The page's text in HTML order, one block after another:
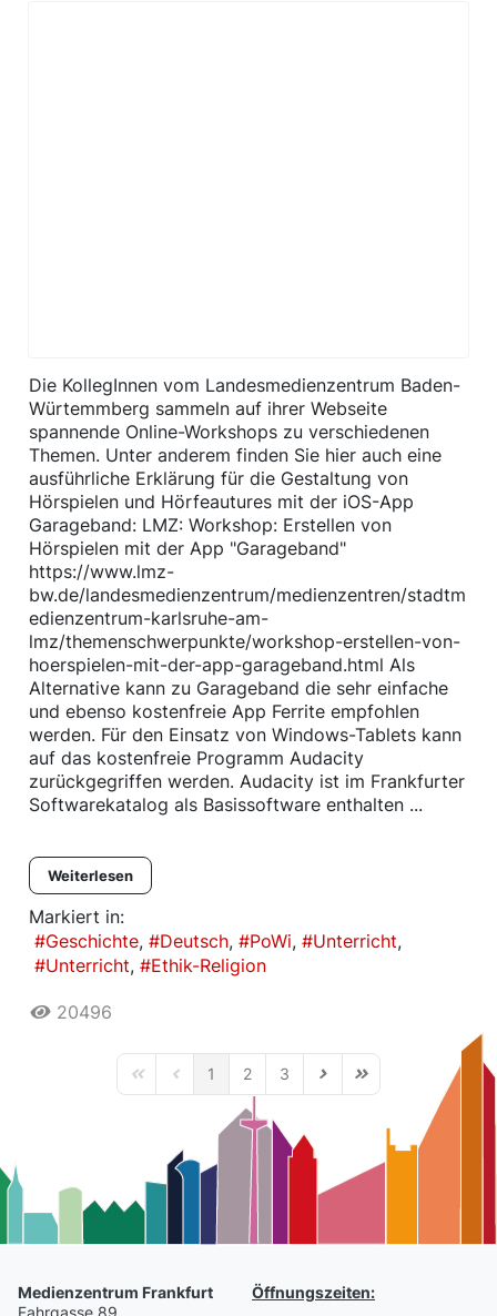
Die KollegInnen vom Landesmedienzentrum Baden-
Würtemmberg sammeln auf ihrer Webseite
spannende Online-Workshops zu verschiedenen
Themen. Unter anderem finden Sie hier auch eine
ausführliche Erklärung für die Gestaltung von
Hörspielen und Hörfeautures mit der iOS-App
Garageband: LMZ: Workshop: Erstellen von
Hörspielen mit der App "Garageband"
https://www.lmz-
bw.de/landesmedienzentrum/medienzentren/stadtm
edienzentrum-karlsruhe-am-
lmz/themenschwerpunkte/workshop-erstellen-von-
hoerspielen-mit-der-app-garageband.html ​Als
Alternative kann zu Garageband die sehr einfache
und ebenso kostenfreie App Ferrite empfohlen
werden. Für den Einsatz von Windows-Tablets kann
auf das kostenfreie Programm Audacity
zurückgegriffen werden. Audacity ist im Frankfurter
Softwarekatalog als Basissoftware enthalten ...
Weiterlesen
Markiert in:
Geschichte
Deutsch PoWi
Unterricht
Unterricht
Ethik-Religion
20496
First PagePrevious Page
1 2 3 Next PageLast Page
Medienzentrum Frankfurt
Öffnungszeiten: